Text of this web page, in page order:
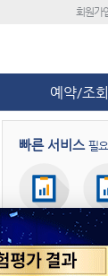
회원가
예약/조
빠른 서비스 필
회원가입 진료